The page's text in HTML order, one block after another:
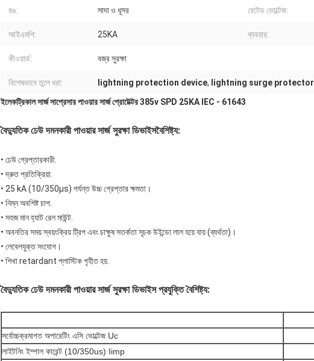
রঙ: সাদা ও ধূসর রেটেড ভোল্টেজ:
আইএমপি: 25KA ব্যবহার:
কীওয়ার্ড: বজ্র সুরক্ষা
বিশেষভাবে তুলে ধরা: lightning protection device, lightning surge protector
ইলেকট্রিকাল সার্জ সাপ্রেসার পাওয়ার সার্জ প্রোটেক্টর 385v SPD 25KA IEC - 61643
বৈদ্যুতিক ঢেউ দমনকারী পাওয়ার সার্জ সুরক্ষা ডিভাইসবৈশিষ্ট্য:
• ঢেউ গ্রেপ্তারকারী.
• দ্রুত প্রতিক্রিয়া.
• 25 kA (10/350μs) পর্যন্ত উচ্চ গ্রেপ্তার ক্ষমতা।
• নিম্ন অবশিষ্ট চাপ.
• সহজ মান হ্যাট রেল মাউন্ট.
• অবনতির সময় স্বয়ংক্রিয় ট্রিপ এবং চাক্ষুষ সতর্কতা সূচক উইন্ডো লাল হয়ে যায় (ব্যর্থতা)।
• লেবেলযুক্ত সংযোগ।
• শিখা retardant প্লাস্টিক গৃহীত হয়.
বৈদ্যুতিক ঢেউ দমনকারী পাওয়ার সার্জ সুরক্ষা ডিভাইস প্রযুক্তি বৈশিষ্ট্য:
সর্বোচ্চক্রমাগত অপারেটিং এসি ভোল্টেজ Uc
লাইটনিং ইম্পাল কারেন্ট (10/350us) Iimp